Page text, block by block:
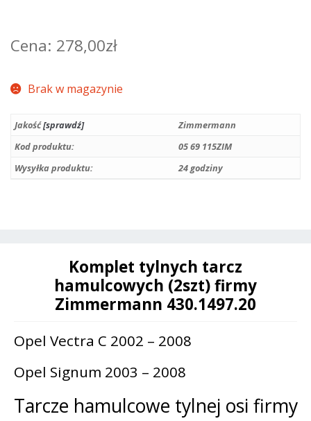
278,00zł
Brak w magazynie
Jakość[sprawdź]
Zimmermann
Kod produktu:
05 69 115ZIM
Wysyłka produktu:
24 godziny
Komplet tylnych tarcz
hamulcowych (2szt) firmy
Zimmermann 430.1497.20
Opel Vectra C 2002 – 2008
Opel Signum 2003 – 2008
Tarcze hamulcowe tylnej osi firmy